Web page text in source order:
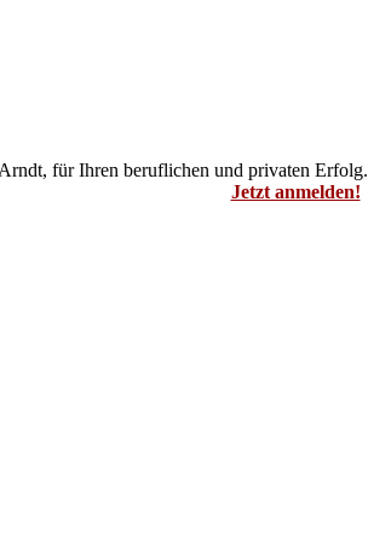
für Ihren beruflichen und privaten Erfolg.
Jetzt anmelden!